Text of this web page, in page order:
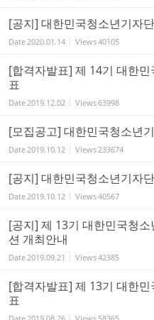
[공지] 대한민국청소년기자
Date2020.01.14 Views40105
[합격자발표] 제 14기 대한
표
Date2019.12.02 Views63998
[모집공고] 대한민국청소년
Date2019.10.12 Views233674
[공지] 대한민국청소년기자
Date2019.10.12 Views40567
[공지] 제 13기 대한민국청
션 개최안내
Date2019.09.21 Views42385
[합격자발표] 제 13기 대한
표